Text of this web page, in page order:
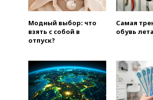
Модный выбор: что
взять с собой в
отпуск?
Самая
обувь